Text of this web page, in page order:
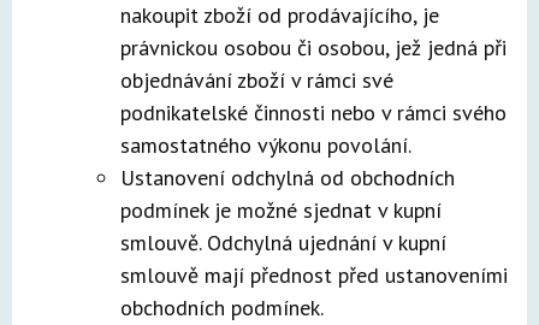
nakoupit zboží od prodávajícího, je
právnickou osobou či osobou, jež jedná při
objednávání zboží v rámci své
podnikatelské činnosti nebo v rámci svého
samostatného výkonu povolání.
Ustanovení odchylná od obchodních
podmínek je možné sjednat v kupní
smlouvě. Odchylná ujednání v kupní
smlouvě mají přednost před ustanoveními
obchodních podmínek.